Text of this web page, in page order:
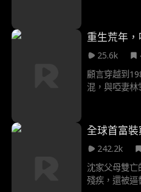
和女兒林子涵
會刁難安琪母
卻還是一次次
動心。終於
文的真面目，
重生荒年
25.6k
顧言穿越到
混，與啞妻林
藝上山打獵解
錢財，還治癒
莉莉，達成藥
方合作盈利，
全球首富
242.2k
沈家父母雙亡
殘疾，還被逼